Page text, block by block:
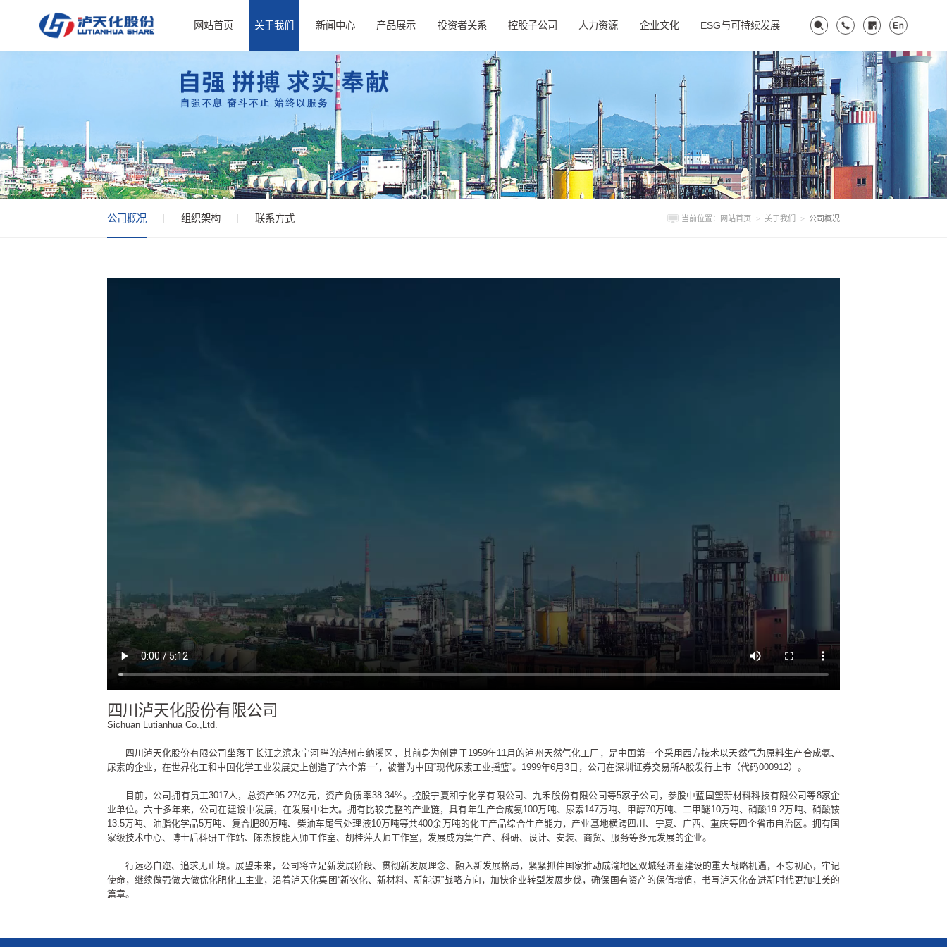
网站首页 关于我们 新闻中心 产品展示 投资者关系 控股子公司 人力资源 企业文化 ESG与可持续发展
公司概况 组织架构 联系方式 当前位置： 网站首页 > 关于我们 > 公司概况
四川泸天化股份有限公司
Sichuan Lutianhua Co.,Ltd.
四川泸天化股份有限公司坐落于长江之滨永宁河畔的泸州市纳溪区，其前身为创建于1959年11月的泸州天然气化工厂，是中国第一个采用西方技术以天然气为原料生产合成氨、
尿素的企业，在世界化工和中国化学工业发展史上创造了“六个第一”，被誉为中国“现代尿素工业摇篮”。1999年6月3日，公司在深圳证券交易所A股发行上市（代码000912）。
目前，公司拥有员工3017人，总资产95.27亿元，资产负债率38.34%。控股宁夏和宁化学有限公司、九禾股份有限公司等5家子公司，参股中蓝国塑新材料科技有限公司等8家企
业单位。六十多年来，公司在建设中发展，在发展中壮大。拥有比较完整的产业链，具有年生产合成氨100万吨、尿素147万吨、甲醇70万吨、二甲醚10万吨、硝酸19.2万吨、硝酸铵
13.5万吨、油脂化学品5万吨、复合肥80万吨、柴油车尾气处理液10万吨等共400余万吨的化工产品综合生产能力，产业基地横跨四川、宁夏、广西、重庆等四个省市自治区。拥有国
家级技术中心、博士后科研工作站、陈杰技能大师工作室、胡桂萍大师工作室，发展成为集生产、科研、设计、安装、商贸、服务等多元发展的企业。
行远必自迩、追求无止境。展望未来，公司将立足新发展阶段、贯彻新发展理念、融入新发展格局，紧紧抓住国家推动成渝地区双城经济圈建设的重大战略机遇，不忘初心，牢记
使命，继续做强做大做优化肥化工主业，沿着泸天化集团“新农化、新材料、新能源”战略方向，加快企业转型发展步伐，确保国有资产的保值增值，书写泸天化奋进新时代更加壮美的
篇章。